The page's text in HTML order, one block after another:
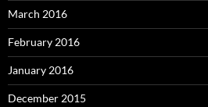
March 2016
February 2016
January 2016
December 2015